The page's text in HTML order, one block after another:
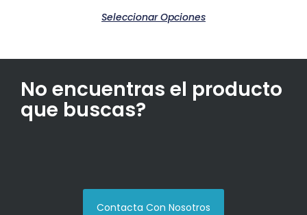
Seleccionar Opciones
No encuentras el producto
que buscas?
Contacta Con Nosotros